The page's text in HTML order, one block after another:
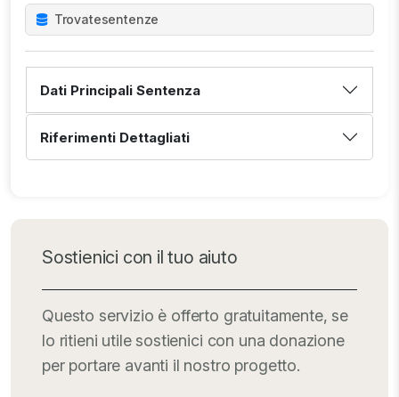
Trovatesentenze
Dati Principali Sentenza
Riferimenti Dettagliati
Sostienici con il tuo aiuto
Questo servizio è offerto gratuitamente, se
lo ritieni utile sostienici con una donazione
per portare avanti il nostro progetto.